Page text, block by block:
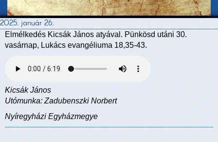
2025. január 26.
Elmélkedés Kicsák János atyával. Pünkösd utáni 30.
vasárnap, Lukács evangéliuma 18,35-43.
Kicsák János
Utómunka: Zadubenszki Norbert
Nyíregyházi Egyházmegye